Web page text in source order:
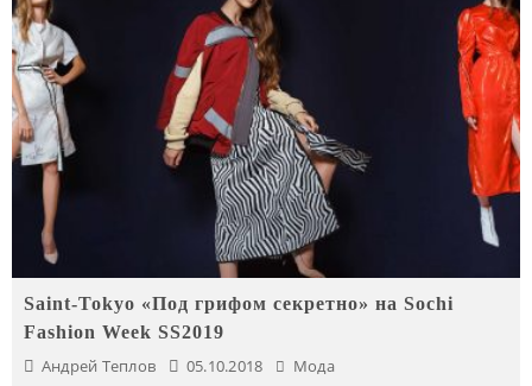
Saint-Tokyo «Под грифом секретно» на Sochi
Fashion Week SS2019
Андрей Теплов 05.10.2018 Мода